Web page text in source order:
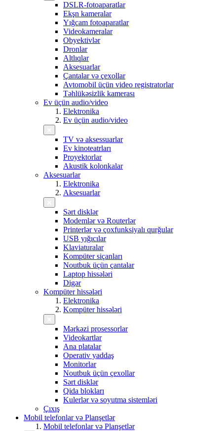
DSLR-fotoaparatlar
Ekşn kameralar
Yığcam fotoaparatlar
Videokameralar
Obyektivlər
Dronlar
Altlıqlar
Aksesuarlar
Çantalar və çexollar
Avtomobil üçün video registratorlar
Təhlükəsizlik kamerası
Ev üçün audio/video
Elektronika
Ev üçün audio/video
TV və aksessuarlar
Ev kinoteatrları
Proyektorlar
Akustik kolonkalar
Aksesuarlar
Elektronika
Aksesuarlar
Sərt disklər
Modemlər və Routerlər
Printerlər və çoxfunksiyalı qurğular
USB yığıcılar
Klaviaturalar
Kompüter siçanları
Noutbuk üçün çantalar
Laptop hissələri
Digər
Kompüter hissələri
Elektronika
Kompüter hissələri
Mərkəzi prosessorlar
Videokartlar
Ana platalar
Operativ yaddaş
Monitorlar
Noutbuk üçün çexollar
Sərt disklər
Qida blokları
Kulerlər və soyutma sistemləri
Çıxış
Mobil telefonlar və Planşetlər
Mobil telefonlar və Planşetlər